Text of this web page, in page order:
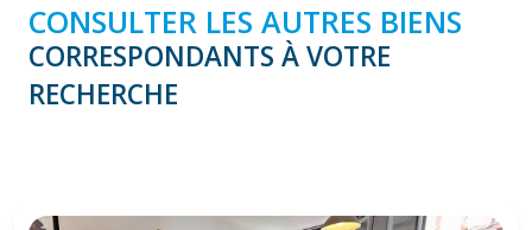
CONSULTER LES AUTRES BIENS
CORRESPONDANTS À VOTRE
RECHERCHE